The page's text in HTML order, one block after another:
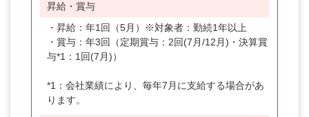
昇給・賞与
・昇給：年1回（5月）※対象者：勤続1年以上
・賞与：年3回（定期賞与：2回(7月/12月)・決算賞
与*1：1回(7月)）
*1：会社業績により、毎年7月に支給する場合があ
ります。